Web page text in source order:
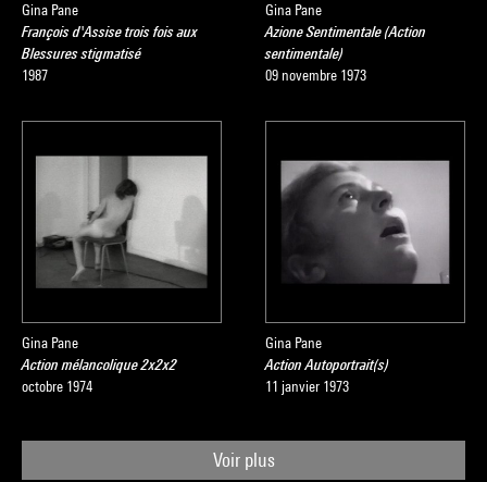
Gina Pane
François d'Assise trois fois aux
Blessures stigmatisé
1987
Gina Pane
Azione Sentimentale (Action
sentimentale)
09 novembre 1973
Gina Pane
Action mélancolique 2x2x2
octobre 1974
Gina Pane
Action Autoportrait(s)
11 janvier 1973
Voir plus